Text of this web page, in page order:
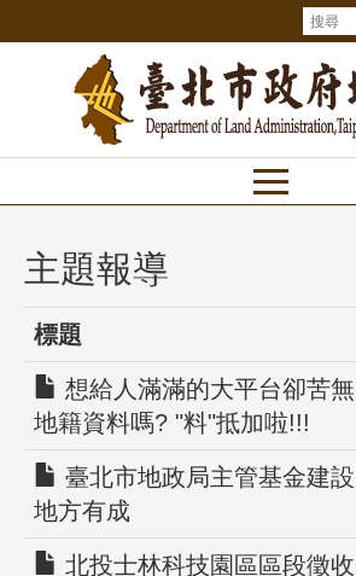
主題報導
標題
想給人滿滿的大平台卻苦無
地籍資料嗎? "料"抵加啦!!!
臺北市地政局主管基金建設
地方有成
北投士林科技園區區段徵收